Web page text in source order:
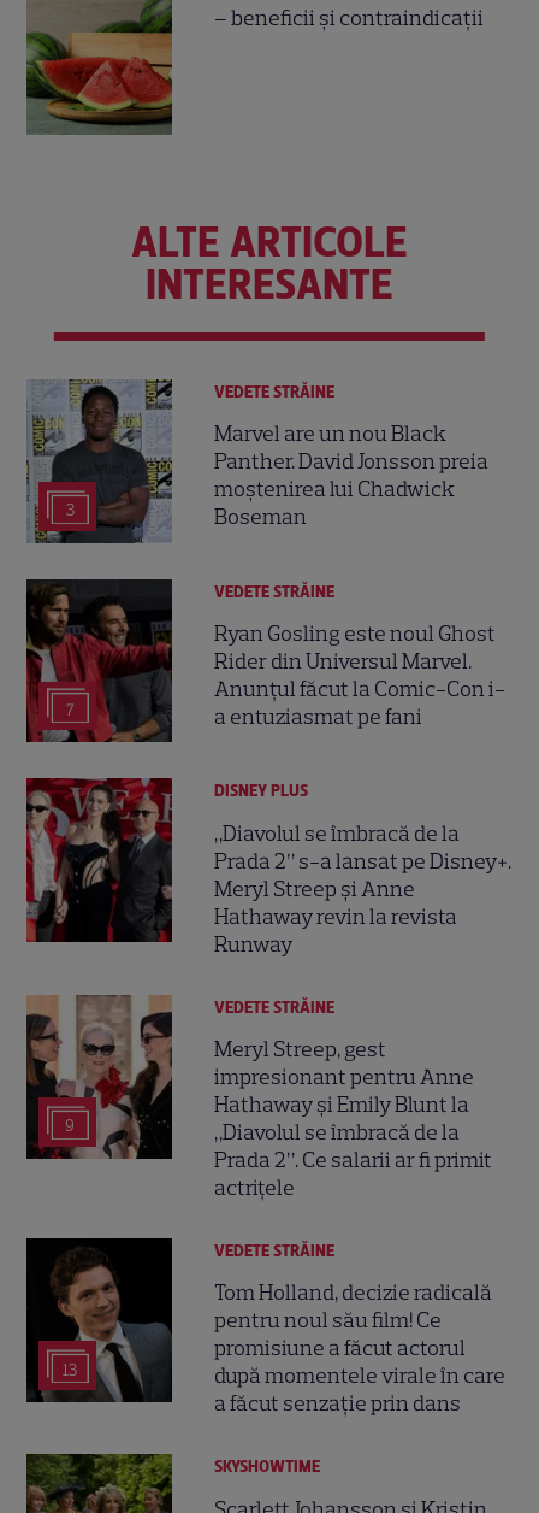
– beneficii și contraindicații
ALTE ARTICOLE
INTERESANTE
3
VEDETE STRĂINE
Marvel are un nou Black
Panther. David Jonsson preia
moștenirea lui Chadwick
Boseman
7
VEDETE STRĂINE
Ryan Gosling este noul Ghost
Rider din Universul Marvel.
Anunțul făcut la Comic-Con i-
a entuziasmat pe fani
DISNEY PLUS
„Diavolul se îmbracă de la
Prada 2” s-a lansat pe Disney+.
Meryl Streep și Anne
Hathaway revin la revista
Runway
9
VEDETE STRĂINE
Meryl Streep, gest
impresionant pentru Anne
Hathaway și Emily Blunt la
„Diavolul se îmbracă de la
Prada 2”. Ce salarii ar fi primit
actrițele
13
VEDETE STRĂINE
Tom Holland, decizie radicală
pentru noul său film! Ce
promisiune a făcut actorul
după momentele virale în care
a făcut senzație prin dans
SKYSHOWTIME